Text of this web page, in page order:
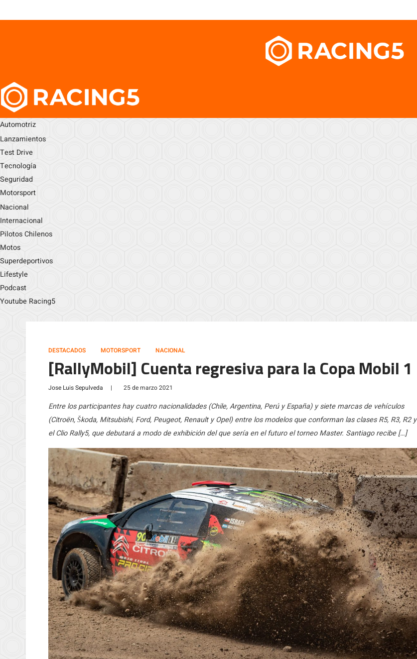
Automotriz
Lanzamientos
Test Drive
Tecnología
Seguridad
Motorsport
Nacional
Internacional
Pilotos Chilenos
Motos
Superdeportivos
Lifestyle
Podcast
Youtube Racing5
DESTACADOS MOTORSPORT NACIONAL
[RallyMobil] Cuenta regresiva para la Copa Mobil 1
Jose Luis Sepulveda | 25 de marzo 2021
Entre los participantes hay cuatro nacionalidades (Chile, Argentina, Perú y España) y siete marcas de vehículos
(Citroën, Škoda, Mitsubishi, Ford, Peugeot, Renault y Opel) entre los modelos que conforman las clases R5, R3, R2 y
el Clio Rally5, que debutará a modo de exhibición del que sería en el futuro el torneo Master. Santiago recibe […]